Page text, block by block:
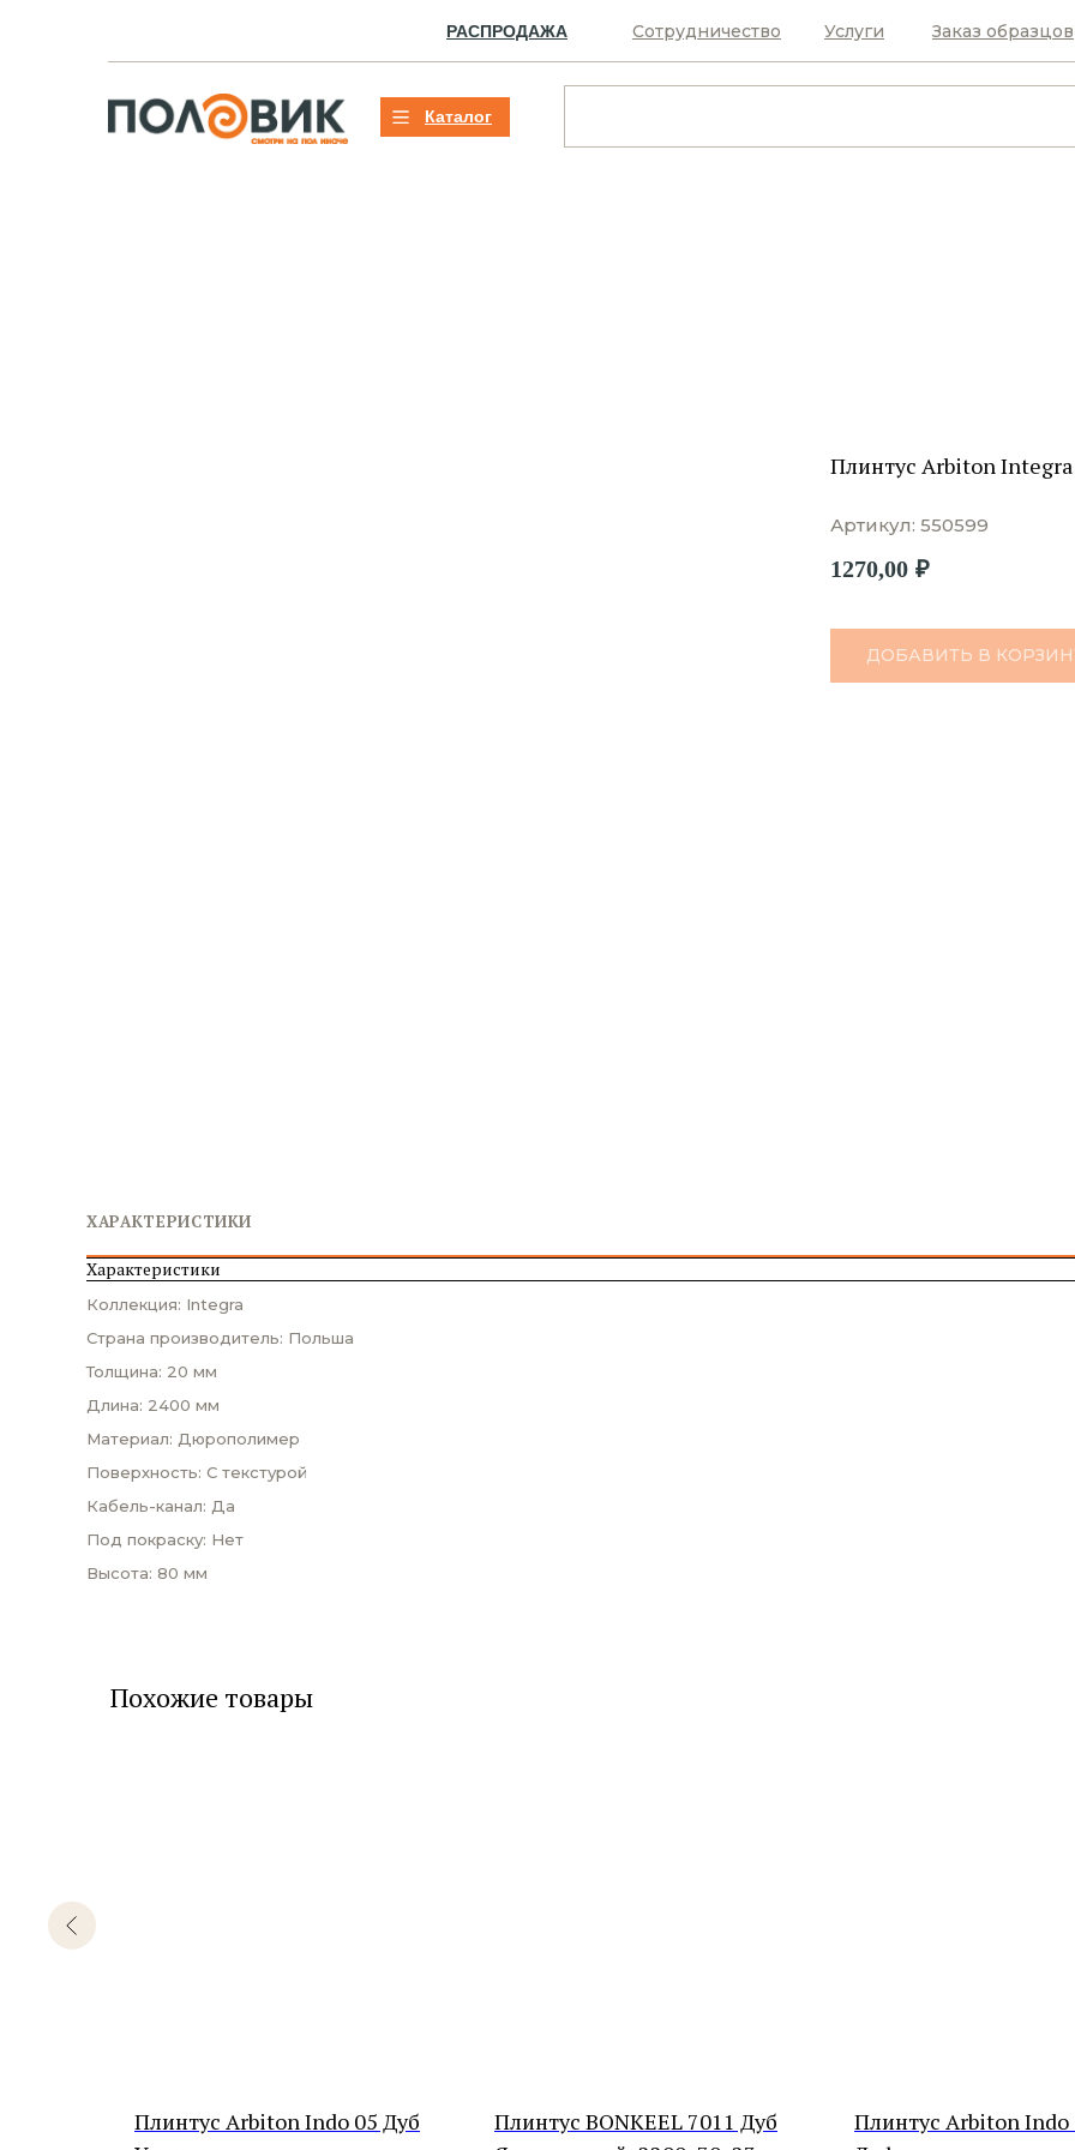
Услуги
Сотрудничество Заказ образцов
РАСПРОДАЖА
Каталог
Плинтус Arbiton Integra
Артикул: 550599
1270,00 ₽
ДОБАВИТЬ В
ХАРАКТЕРИСТИКИ
Характеристики
Коллекция: Integra
Страна производитель: Польша
Толщина: 20 мм
Длина: 2400 мм
Материал: Дюрополимер
Поверхность: С текстурой
Кабель-канал: Да
Под покраску: Нет
Высота: 80 мм
Похожие товары
Плинтус Arbiton Indo 05 Дуб
Плинтус BONKEEL 7011 Дуб
Плинтус Arbiton Indo